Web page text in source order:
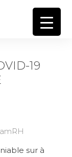
19
sur à